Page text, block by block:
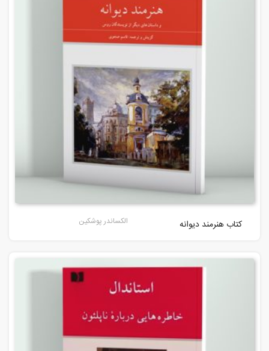
کتاب هنرمند دیوانه الکساندر پوشکین